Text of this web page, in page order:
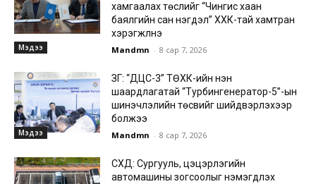
Мэдээ
хамгаалах төслийг “Чингис хаан
баялгийн сан нэгдэл” ХХК-тай хамтран
хэрэгжүүлнэ
Mandmn - 8 сар 7, 2026
Мэдээ
ЗГ: “ДЦС-3” ТӨХК-ийн нэн
шаардлагатай “Турбингенератор-5”-ын
шинэчлэлийн төсвийг шийдвэрлэхээр
болжээ
Mandmn - 8 сар 7, 2026
СХД: Сургууль, цэцэрлэгийн
автомашины зогсоолыг нэмэгдүүлэх